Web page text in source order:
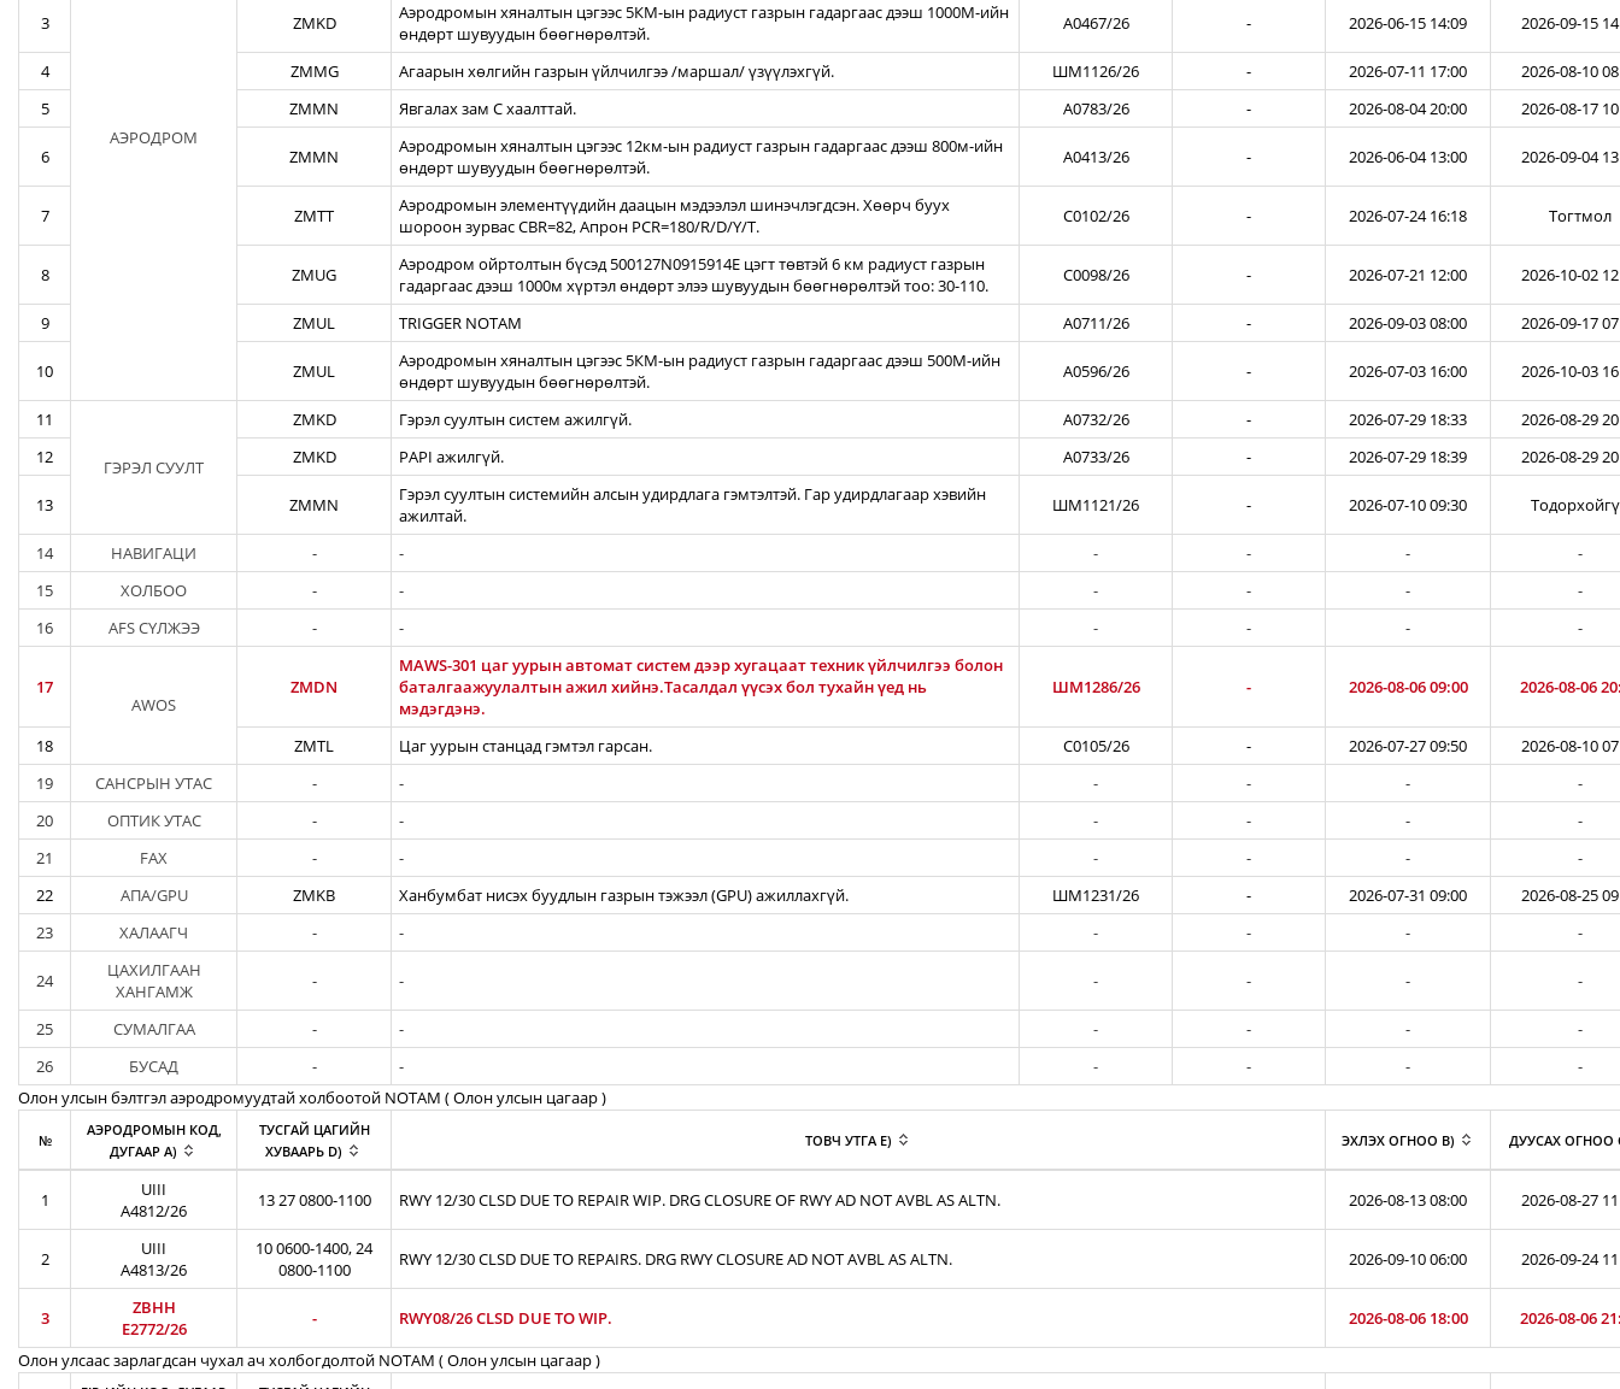
АЭРОДРОМ
3 ZMKD
Аэродромын хяналтын цэгээс 5КМ-ын радиуст газрын гадаргаас дээш 1000М-ийн
өндөрт шувуудын бөөгнөрөлтэй.
A0467/26 - 2026-06-15 14:09 2026-09-15
4 ZMMG Агаарын хөлгийн газрын үйлчилгээ /маршал/ үзүүлэхгүй. ШМ1126/26 - 2026-07-11 17:00
2026-08-10
5
ZMMN Явгалах зам С хаалттай. A0783/26 - 2026-08-04 20:00 2026-08-17
6 ZMMN
Аэродромын хяналтын цэгээс 12км-ын радиуст газрын гадаргаас дээш 800м-ийн
өндөрт шувуудын бөөгнөрөлтэй.
A0413/26 - 2026-06-04 13:00 2026-09-04
7 ZMTT
Аэродромын элементүүдийн даацын мэдээлэл шинэчлэгдсэн. Хөөрч буух
шороон зурвас CBR=82, Апрон PCR=180/R/D/Y/T.
C0102/26 - 2026-07-24 16:18 Тогтмол
8 ZMUG
Аэродром ойртолтын бүсэд 500127N0915914E цэгт төвтэй 6 км радиуст газрын
гадаргаас дээш 1000м хүртэл өндөрт элээ шувуудын бөөгнөрөлтэй тоо: 30-110.
C0098/26 - 2026-07-21 12:00 2026-10-02
9 ZMUL TRIGGER NOTAM A0711/26 - 2026-09-03 08:00 2026-09-17
10 ZMUL
Аэродромын хяналтын цэгээс 5КМ-ын радиуст газрын гадаргаас дээш 500М-ийн
өндөрт шувуудын бөөгнөрөлтэй.
A0596/26 - 2026-07-03 16:00 2026-10-03
11
ГЭРЭЛ СУУЛТ
ZMKD Гэрэл суултын систем ажилгүй. A0732/26 - 2026-07-29 18:33
2026-08-29
12
ZMKD PAPI ажилгүй. A0733/26 - 2026-07-29 18:39 2026-08-29
13 ZMMN
Гэрэл суултын системийн алсын удирдлага гэмтэлтэй. Гар удирдлагаар хэвийн
ажилтай.
ШМ1121/26 - 2026-07-10 09:30
14 НАВИГАЦИ - - - - -
-
15
ХОЛБОО - - - - -
-
16
AFS СҮЛЖЭЭ - - - - - -
17
AWOS
ZMDN
MAWS-301 цаг уурын автомат систем дээр хугацаат техник үйлчилгээ болон
баталгаажуулалтын ажил хийнэ.Тасалдал үүсэх бол тухайн үед нь
мэдэгдэнэ.
ШМ1286/26 - 2026-08-06 09:00 2026-08-06
18 ZMTL Цаг уурын станцад гэмтэл гарсан. C0105/26 - 2026-07-27 09:50
2026-08-10
19
САНСРЫН УТАС - - - - -
-
20
ОПТИК УТАС - - - - -
-
21
FAX - - - - -
-
22
АПА/GPU ZMKB Ханбумбат нисэх буудлын газрын тэжээл (GPU) ажиллахгүй. ШМ1231/26 - 2026-07-31 09:00
2026-08-25
23
ХАЛААГЧ - - - - - -
24
ЦАХИЛГААН
ХАНГАМЖ
- - - - - -
25 СУМАЛГАА - - - - -
-
26
БУСАД - - - - -
-
Олон улсын бэлтгэл аэродромуудтай холбоотой NOTAM ( Oлон улсын цагаар )
№
АЭРОДРОМЫН КОД,
ДУГААР A)
ТУСГАЙ ЦАГИЙН
ХУВААРЬ D)
ТОВЧ УТГА E) ЭХЛЭХ ОГНОО B) ДУУСАХ ОГНОО
1
UIII
A4812/26
13 27 0800-1100 RWY 12/30 CLSD DUE TO REPAIR WIP. DRG CLOSURE OF RWY AD NOT AVBL AS ALTN. 2026-08-13 08:00 2026-08-27
2
UIII
A4813/26
10 0600-1400, 24
0800-1100
RWY 12/30 CLSD DUE TO REPAIRS. DRG RWY CLOSURE AD NOT AVBL AS ALTN. 2026-09-10 06:00 2026-09-24
3
ZBHH
E2772/26
- RWY08/26 CLSD DUE TO WIP. 2026-08-06 18:00
2026-08-06
Олон улсаас зарлагдсан чухал ач холбогдолтой NOTAM ( Олон улсын цагаар )